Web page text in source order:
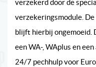
verzekerd door de
verzekeringsmodule.
blijft hierbij ongemoeid.
een WA-, WAplus en
24/7 pechhulp voor